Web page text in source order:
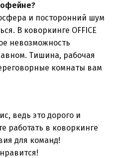
и посторонний шум
В коворкинге OFFICE
невозможность
Тишина, рабочая
комнаты вам
ведь это дорого и
работать в коворкинге
для команд!